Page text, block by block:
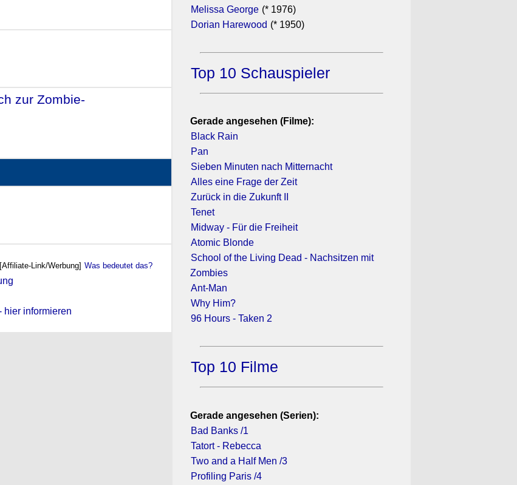
zur Zombie-
[Affiliate-Link/Werbung] Was bedeutet das?
hier informieren
Melissa George (* 1976)
Dorian Harewood (* 1950)
Top 10 Schauspieler
Gerade angesehen (Filme):
Black Rain
Pan
Sieben Minuten nach Mitternacht
Alles eine Frage der Zeit
Zurück in die Zukunft II
Tenet
Midway - Für die Freiheit
Atomic Blonde
School of the Living Dead - Nachsitzen mit
Zombies
Ant-Man
Why Him?
96 Hours - Taken 2
Top 10 Filme
Gerade angesehen (Serien):
Bad Banks /1
Tatort - Rebecca
Two and a Half Men /3
Profiling Paris /4